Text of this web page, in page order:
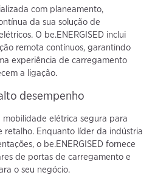
com planeamento,
da sua solução de
O be.ENERGISED inclui
remota contínuos, garantindo
experiência de carregamento
a ligação.
desempenho
mobilidade elétrica segura para
retalho. Enquanto líder da indústria
o be.ENERGISED fornece
de portas de carregamento e
o seu negócio.